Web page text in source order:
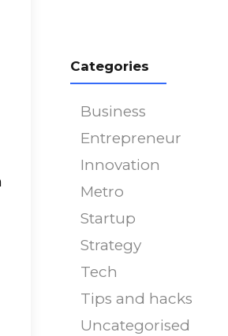
Categories
Business
Entrepreneur
Innovation
Metro
Startup
Strategy
Tech
Tips and hacks
Uncategorised